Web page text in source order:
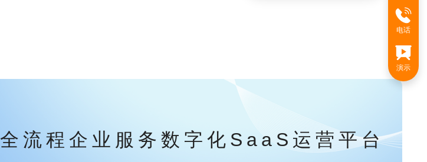
全流程企业服务数字化SaaS运营平台
电话
演示